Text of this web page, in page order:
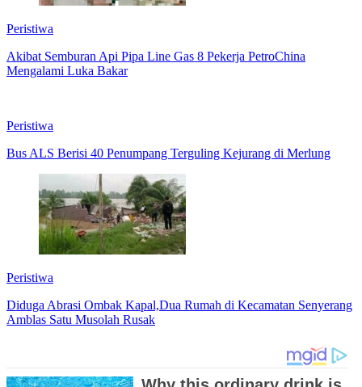
Peristiwa
Akibat Semburan Api Pipa Line Gas 8 Pekerja PetroChina
Mengalami Luka Bakar
Peristiwa
Bus ALS Berisi 40 Penumpang Terguling Kejurang di Merlung
Peristiwa
Diduga Abrasi Ombak Kapal,Dua Rumah di Kecamatan Senyerang
Amblas Satu Musolah Rusak